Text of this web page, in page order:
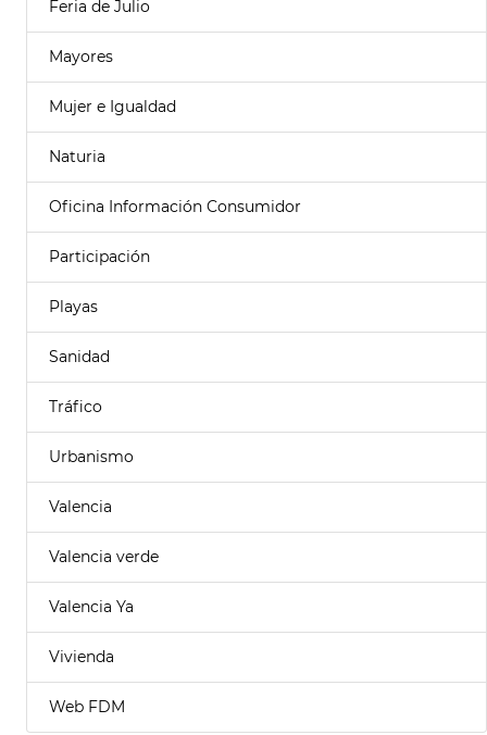
Feria de Julio
Mayores
Mujer e Igualdad
Naturia
Oficina Información Consumidor
Participación
Playas
Sanidad
Tráfico
Urbanismo
Valencia
Valencia verde
Valencia Ya
Vivienda
Web FDM